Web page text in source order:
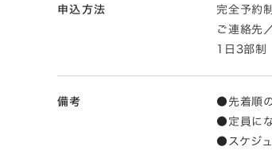
申込方法 完全予約
ご連絡先
1日3部
備考
●先着順
●定員に
●スケジ